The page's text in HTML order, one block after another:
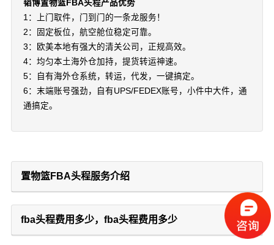
韬博置物篮FBA头程产品优势
1：上门取件，门到门的一条龙服务！
2：固定板位，航空舱位稳定可靠。
3：欧美本地有强大的清关公司，正规高效。
4：均匀本土海外仓加持，提货转运神速。
5：自有海外仓系统，转运，代发，一键搞定。
6：末端账号强劲，自有UPS/FEDEX账号，小件中大件，通
通搞定。
置物篮FBA头程服务介绍
fba头程费用多少，fba头程费用多少